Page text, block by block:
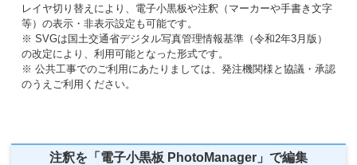
レイヤ切り替えにより、電子小黒板や注釈（マーカーや手書き文字
等）の表示・非表示設定も可能です。
※ SVGは国土交通省デジタル写真管理情報基準（令和2年3月版）
の改定により、利用可能となった形式です。
※ 公共工事でのご利用にあたりましては、発注機関様と協議・承認
のうえご利用ください。
注釈を「電子小黒板 PhotoManager」で編集